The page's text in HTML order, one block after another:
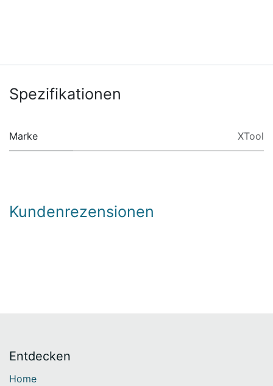
Spezifikationen
Marke XTool
Kundenrezensionen
Entdecken
Home